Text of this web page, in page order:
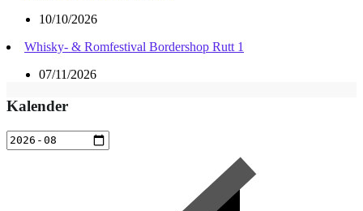
10/10/2026
Whisky- & Romfestival Bordershop Rutt 1
07/11/2026
Kalender